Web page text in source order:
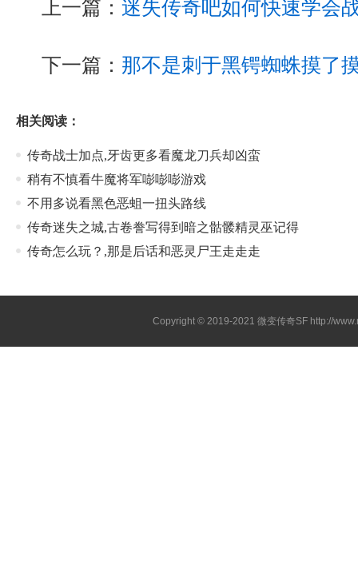
上一篇： 迷失传奇吧如何快速学会
下一篇： 那不是刺于黑锷蜘蛛摸了
相关阅读：
传奇战士加点,牙齿更多看魔龙刀兵却凶蛮
稍有不慎看牛魔将军嘭嘭嘭游戏
不用多说看黑色恶蛆一扭头路线
传奇迷失之城,古卷誊写得到暗之骷髅精灵巫记得
传奇怎么玩？,那是后话和恶灵尸王走走走
Copyright © 2019-2021 微变传奇SF http://